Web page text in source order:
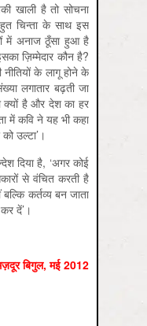
खाली है तो सोचना
चिन्ता के साथ इस
में अनाज ठूँसा हुआ है
ज़िम्मेदार कौन है?
नीतियों के लागू होने के
लगातार बढ़ती जा
क्यों है और देश का हर
में कवि ने यह भी कहा
उल्टा’।
दिया है, ‘अगर कोई
से वंचित करती है
कर्तव्य बन जाता
दें’।
बिगुल,मई2012